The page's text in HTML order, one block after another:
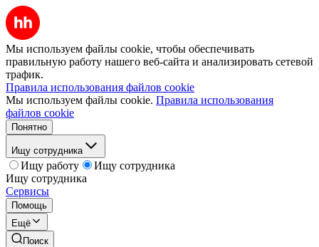
Мы используем файлы cookie, чтобы обеспечивать
правильную работу нашего веб-сайта и анализировать сетевой
трафик.
Правила использования файлов cookie
Мы используем файлы cookie. Правила использования
файлов cookie
Понятно
Ищу сотрудника
Ищу работу
Ищу сотрудника
Ищу сотрудника
Сервисы
Помощь
Ещё
Поиск